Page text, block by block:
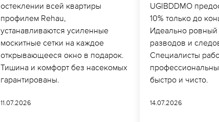
остеклении всей квартиры
профилем Rehau,
устанавливаются усиленные
москитные сетки на каждое
открывающееся окно в подарок.
Тишина и комфорт без насекомых
гарантированы.
11.07.2026
UGIBDDMO
10% только до
Идеально ровный
разводов и
Специалисты
быстро и чисто.
14.07.2026